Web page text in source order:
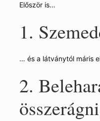
Először is…
1.
… és a látványtól máris
2.